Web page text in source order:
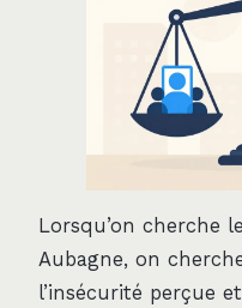
Lorsqu’on cherche
Aubagne, on
l’insécurité perçue